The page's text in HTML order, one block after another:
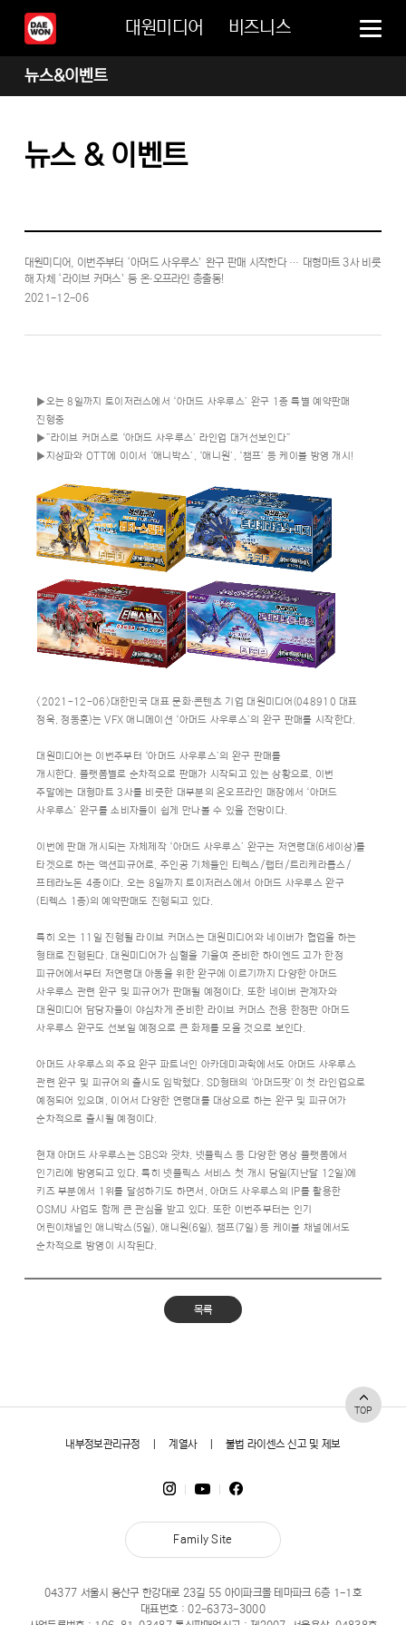
대원미디어 비즈니스
뉴스&이벤트
뉴스 & 이벤트
대원미디어, 이번주부터 ‘아머드 사우루스’ 완구 판매 시작한다 … 대형마트 3사 비롯
해 자체 ‘라이브 커머스’ 등 온∙오프라인 총출동!
2021-12-06
▶오는 8일까지 토이저러스에서 ‘아머드 사우루스’ 완구 1종 특별 예약판매
진행중
▶”라이브 커머스로 ‘아머드 사우루스’ 라인업 대거선보인다”
▶지상파와 OTT에 이이서 ‘애니박스’, ‘애니원’, ‘챔프’ 등 케이블 방영 개시!
<2021-12-06>대한민국 대표 문화∙콘텐츠 기업 대원미디어(048910 대표
정욱, 정동훈)는 VFX 애니메이션 ‘아머드 사우루스’의 완구 판매를 시작한다.
대원미디어는 이번주부터 ‘아머드 사우루스’의 완구 판매를
개시한다. 플랫폼별로 순차적으로 판매가 시작되고 있는 상황으로, 이번
주말에는 대형마트 3사를 비롯한 대부분의 온오프라인 매장에서 ‘아머드
사우루스’ 완구를 소비자들이 쉽게 만나볼 수 있을 전망이다.
이번에 판매 개시되는 자체제작 ‘아머드 사우루스’ 완구는 저연령대(6세이상)를
타겟으로 하는 액션피규어로, 주인공 기체들인 티렉스/랩터/트리케라톱스/
프테라노돈 4종이다. 오는 8일까지 토이저러스에서 아머드 사우루스 완구
(티렉스 1종)의 예약판매도 진행되고 있다.
특히 오는 11일 진행될 라이브 커머스는 대원미디어와 네이버가 협업을 하는
형태로 진행된다. 대원미디어가 심혈을 기울여 준비한 하이엔드 고가 한정
피규어에서부터 저연령대 아동을 위한 완구에 이르기까지 다양한 아머드
사우루스 관련 완구 및 피규어가 판매될 예정이다. 또한 네이버 관계자와
대원미디어 담당자들이 야심차게 준비한 라이브 커머스 전용 한정판 아머드
사우루스 완구도 선보일 예정으로 큰 화제를 모을 것으로 보인다.
아머드 사우루스의 주요 완구 파트너인 아카데미과학에서도 아머드 사우루스
관련 완구 및 피규어의 출시도 임박했다. SD형태의 ‘아머드팟’이 첫 라인업으로
예정되어 있으며, 이어서 다양한 연령대를 대상으로 하는 완구 및 피규어가
순차적으로 출시될 예정이다.
현재 아머드 사우루스는 SBS와 왓챠, 넷플릭스 등 다양한 영상 플랫폼에서
인기리에 방영되고 있다. 특히 넷플릭스 서비스 첫 개시 당일(지난달 12일)에
키즈 부분에서 1위를 달성하기도 하면서, 아머드 사우루스의 IP를 활용한
OSMU 사업도 함께 큰 관심을 받고 있다. 또한 이번주부터는 인기
어린이채널인 애니박스(5일), 애니원(6일), 챔프(7일) 등 케이블 채널에서도
순차적으로 방영이 시작된다.
목록
TOP
내부정보관리규정 |계열사|불법 라이센스 신고 및 제보
Family Site
04377 서울시 용산구 한강대로 23길 55 아이파크몰 테마파크 6층 1-1호
대표번호 :02-6373-3000